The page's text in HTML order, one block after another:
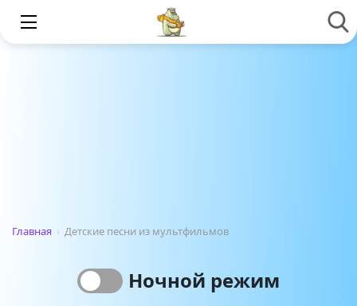
Главная › Детские песни из мультфильмов
Ночной режим